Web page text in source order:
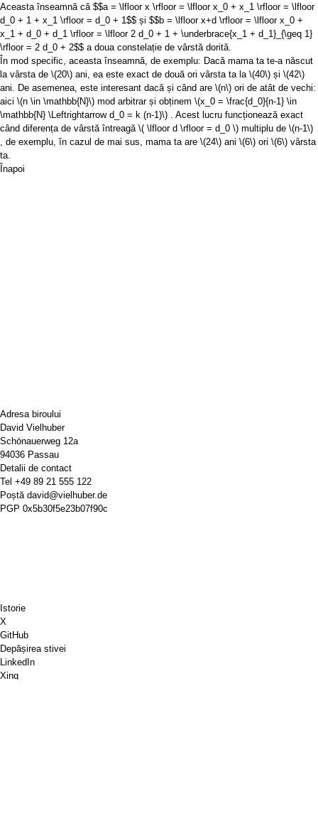
Aceasta înseamnă că $$a = \lfloor x \rfloor = \lfloor x_0 + x_1 \rfloor = \lfloor
d_0 + 1 + x_1 \rfloor = d_0 + 1$$ și $$b = \lfloor x+d \rfloor = \lfloor x_0 +
x_1 + d_0 + d_1 \rfloor = \lfloor 2 d_0 + 1 + \underbrace{x_1 + d_1}_{\geq 1}
\rfloor = 2 d_0 + 2$$ a doua constelație de vârstă dorită.
În mod specific, aceasta înseamnă, de exemplu: Dacă mama ta te-a născut
la vârsta de \(20\) ani, ea este exact de două ori vârsta ta la \(40\) și \(42\)
ani. De asemenea, este interesant dacă și când are \(n\) ori de atât de vechi:
aici \(n \in \mathbb{N}\) mod arbitrar și obținem \(x_0 = \frac{d_0}{n-1} \in
\mathbb{N} \Leftrightarrow d_0 = k (n-1)\) . Acest lucru funcționează exact
când diferența de vârstă întreagă \( \lfloor d \rfloor = d_0 \) multiplu de \(n-1\)
, de exemplu, în cazul de mai sus, mama ta are \(24\) ani \(6\) ori \(6\) vârsta
ta.
Înapoi
Adresa biroului
David Vielhuber
Schönauerweg 12a
94036 Passau
Detalii de contact
Tel +49 89 21 555 122
Poștă david@vielhuber.de
PGP 0x5b30f5e23b07f90c
Istorie
X
GitHub
Depășirea stivei
LinkedIn
Xing